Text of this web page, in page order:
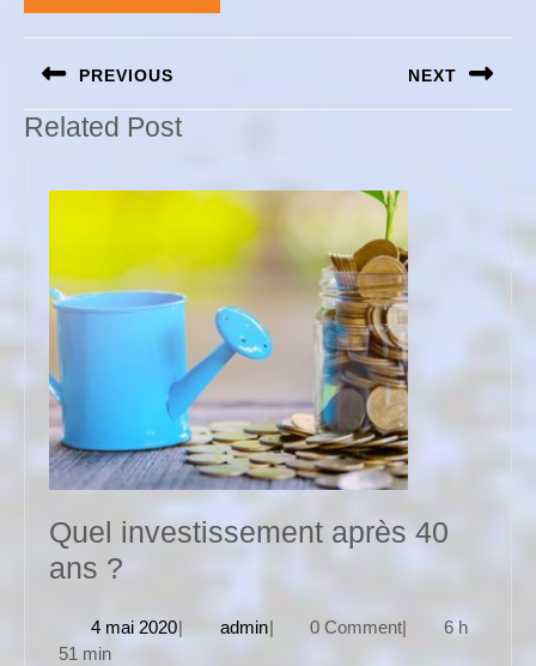
Navigation
de
l’article
PREVIOUS
Previous
post:
NEXT
post:
Related Post
Quel investissement après 40
ans ?
après
4 mai 20204| adminadmin
| 0 Comment|
6 h
51 min